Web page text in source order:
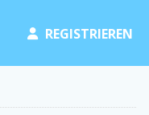
REGISTRIEREN